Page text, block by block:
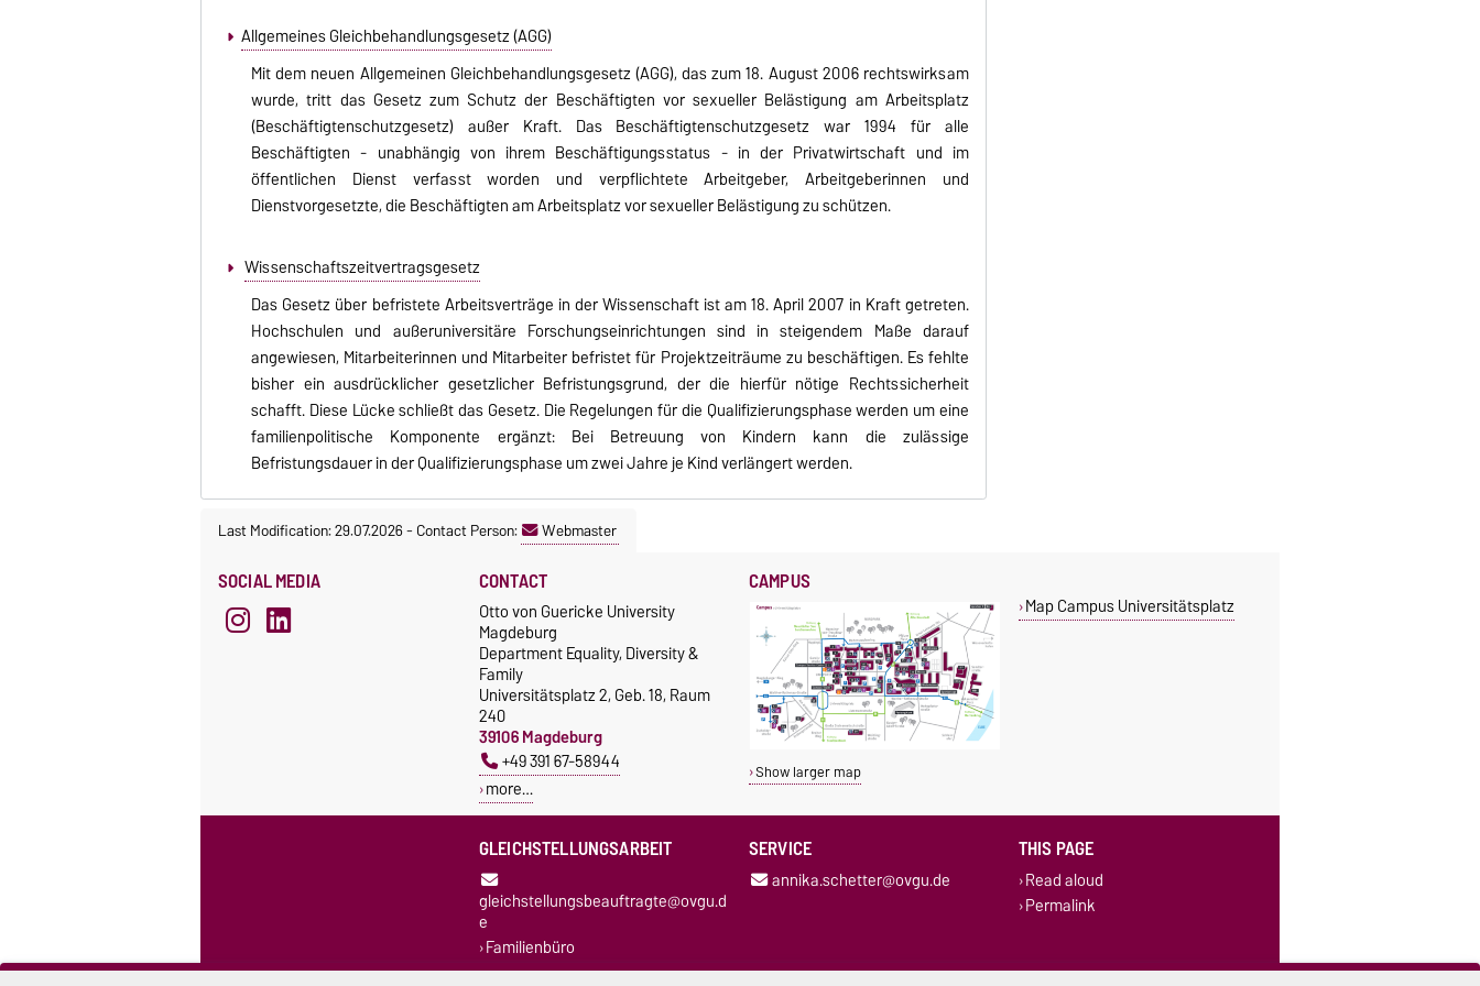
Allgemeines Gleichbehandlungsgesetz (AGG)
Mit dem neuen Allgemeinen Gleichbehandlungsgesetz (AGG), das zum 18. August 2006 rechtswirksam
wurde, tritt das Gesetz zum Schutz der Beschäftigten vor sexueller Belästigung am Arbeitsplatz
(Beschäftigtenschutzgesetz) außer Kraft. Das Beschäftigtenschutzgesetz war 1994 für alle
Beschäftigten - unabhängig von ihrem Beschäftigungsstatus - in der Privatwirtschaft und im
öffentlichen Dienst verfasst worden und verpflichtete Arbeitgeber, Arbeitgeberinnen und
Dienstvorgesetzte, die Beschäftigten am Arbeitsplatz vor sexueller Belästigung zu schützen.
Wissenschaftszeitvertragsgesetz
Das Gesetz über befristete Arbeitsverträge in der Wissenschaft ist am 18. April 2007 in Kraft getreten.
Hochschulen und außeruniversitäre Forschungseinrichtungen sind in steigendem Maße darauf
angewiesen, Mitarbeiterinnen und Mitarbeiter befristet für Projektzeiträume zu beschäftigen. Es fehlte
bisher ein ausdrücklicher gesetzlicher Befristungsgrund, der die hierfür nötige Rechtssicherheit
schafft. Diese Lücke schließt das Gesetz. Die Regelungen für die Qualifizierungsphase werden um eine
familienpolitische Komponente ergänzt: Bei Betreuung von Kindern kann die zulässige
Befristungsdauer in der Qualifizierungsphase um zwei Jahre je Kind verlängert werden.
Last Modification: 29.07.2026-Contact Person: Webmaster
SOCIAL MEDIA CONTACT
Otto von Guericke University
Magdeburg
Department Equality, Diversity &
Family
Universitätsplatz 2, Geb. 18, Raum
240
39106 Magdeburg
+49 391 67-58944
more…
CAMPUS
Show larger map
Map Campus Universitätsplatz
GLEICHSTELLUNGSARBEIT
gleichstellungsbeauftragte@ovgu.d
e
Familienbüro
Koordinierungsstelle für
SERVICE
annika.schetter@ovgu.de
THIS PAGE
Read aloud
Permalink